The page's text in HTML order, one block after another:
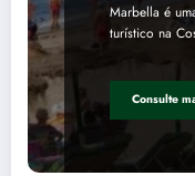
Marbella é
turístico na
Consulte